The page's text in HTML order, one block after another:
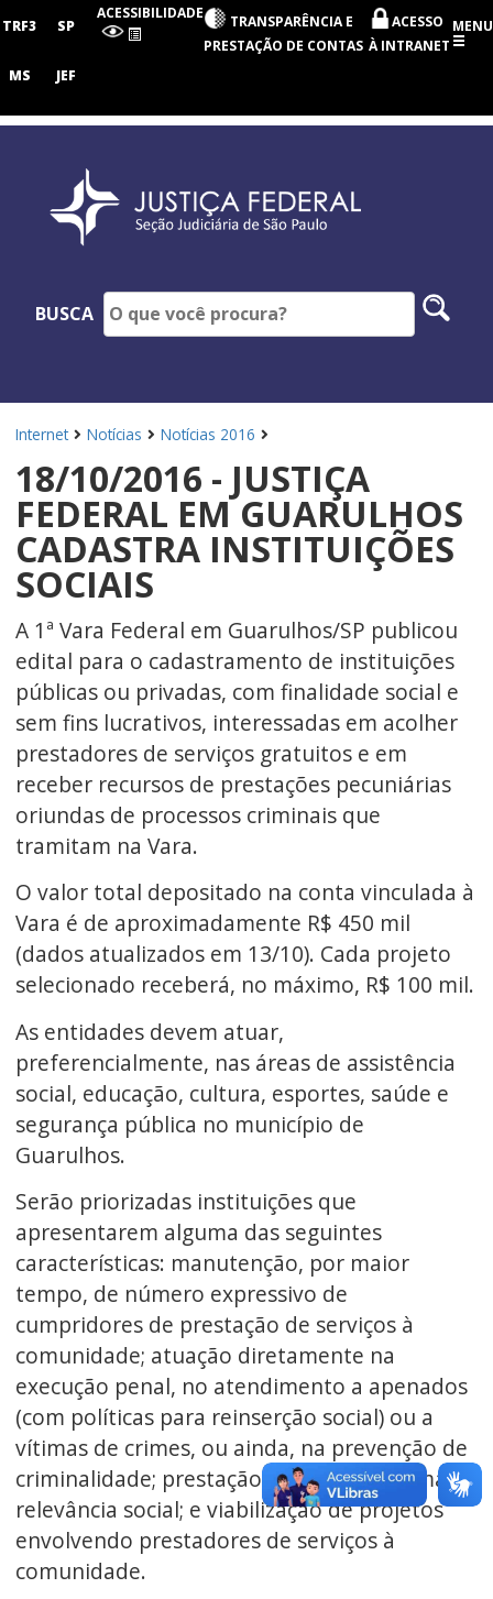
Judiciária
Paulo
TRF3 SP
MS JEF
ACESSIBILIDADE
TRANSPARÊNCIA E
PRESTAÇÃO DE CONTAS
ACESSO
À INTRANET
MENU
BUSCA
Internet Notícias Notícias 2016
18/10/2016 - JUSTIÇA
FEDERAL EM GUARULHOS
CADASTRA INSTITUIÇÕES
SOCIAIS
A 1ª Vara Federal em Guarulhos/SP publicou
edital para o cadastramento de instituições
públicas ou privadas, com finalidade social e
sem fins lucrativos, interessadas em acolher
prestadores de serviços gratuitos e em
receber recursos de prestações pecuniárias
oriundas de processos criminais que
tramitam na Vara.
O valor total depositado na conta vinculada à
Vara é de aproximadamente R$ 450 mil
(dados atualizados em 13/10). Cada projeto
selecionado receberá, no máximo, R$ 100 mil.
As entidades devem atuar,
preferencialmente, nas áreas de assistência
social, educação, cultura, esportes, saúde e
segurança pública no município de
Guarulhos.
Serão priorizadas instituições que
apresentarem alguma das seguintes
características: manutenção, por maior
tempo, de número expressivo de
cumpridores de prestação de serviços à
comunidade; atuação diretamente na
execução penal, no atendimento a apenados
(com políticas para reinserção social) ou a
vítimas de crimes, ou ainda, na prevenção de
criminalidade; prestação de serviços de maior
relevância social; e viabilização de projetos
envolvendo prestadores de serviços à
comunidade.